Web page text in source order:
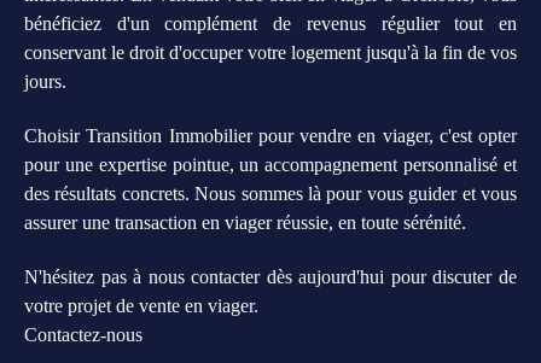
bénéficiez d'un complément de revenus régulier tout en
conservant le droit d'occuper votre logement jusqu'à la fin de vos
jours.
Choisir Transition Immobilier pour vendre en viager, c'est opter
pour une expertise pointue, un accompagnement personnalisé et
des résultats concrets. Nous sommes là pour vous guider et vous
assurer une transaction en viager réussie, en toute sérénité.
N'hésitez pas à nous contacter dès aujourd'hui pour discuter de
votre projet de vente en viager.
Contactez-nous